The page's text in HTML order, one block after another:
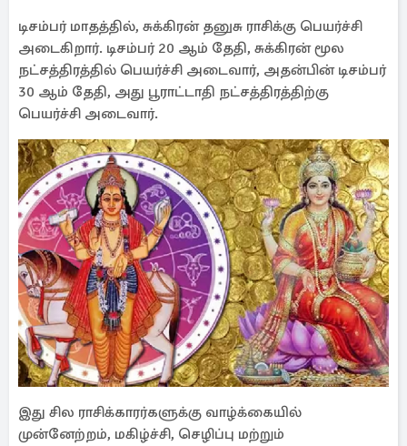
டிசம்பர் மாதத்தில், சுக்கிரன் தனுசு ராசிக்கு பெயர்ச்சி
அடைகிறார். டிசம்பர் 20 ஆம் தேதி, சுக்கிரன் மூல
நட்சத்திரத்தில் பெயர்ச்சி அடைவார், அதன்பின் டிசம்பர்
30 ஆம் தேதி, அது பூராட்டாதி நட்சத்திரத்திற்கு
பெயர்ச்சி அடைவார்.
இது சில ராசிக்காரர்களுக்கு வாழ்க்கையில்
முன்னேற்றம், மகிழ்ச்சி, செழிப்பு மற்றும்